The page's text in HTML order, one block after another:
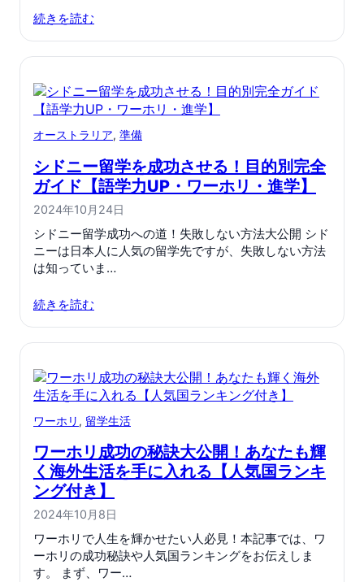
続きを読む
オーストラリア, 準備
シドニー留学を成功させる！目的別完全
ガイド【語学力UP・ワーホリ・進学】
2024年10月24日
シドニー留学成功への道！失敗しない方法大公開 シド
ニーは日本人に人気の留学先ですが、失敗しない方法
は知っていま…
続きを読む
ワーホリ , 留学生活
ワーホリ成功の秘訣大公開！あなたも輝
く海外生活を手に入れる【人気国ランキ
ング付き】
2024年10月8日
ワーホリで人生を輝かせたい人必見！本記事では、ワ
ーホリの成功秘訣や人気国ランキングをお伝えしま
す。 まず、ワー…